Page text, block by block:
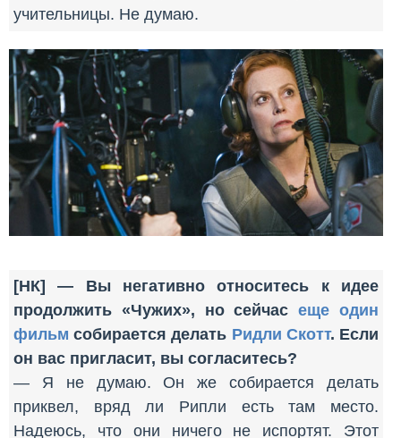
учительницы. Не думаю.
[НК] — Вы негативно относитесь к идее
продолжить «Чужих», но сейчасеще один
фильм собирается делать Ридли Скотт. Если
он вас пригласит, вы согласитесь?
— Я не думаю. Он же собирается делать
приквел, вряд ли Рипли есть там место.
Надеюсь, что они ничего не испортят. Этот